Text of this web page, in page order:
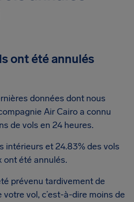
ont été annulés
données dont nous
Air Cairo a connu
de vols en 24 heures.
intérieurs et 24.83% des vols
ont été annulés.
prévenu tardivement de
votre vol, c’est-à-dire moins de